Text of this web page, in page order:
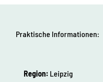
Praktische Informationen:
Region: Leipzig